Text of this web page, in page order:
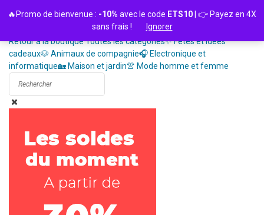
Retour à la boutiqueToutes les catégories✨ Fêtes et idées
cadeaux🐶 Animaux de compagnie🎧 Electronique et
informatique🏡 Maison et jardin👚 Mode homme et femme
🔥Promo de bienvenue : -10% avec le code ETS10 | 👉 Payez en 4X
sans frais !
Ignorer